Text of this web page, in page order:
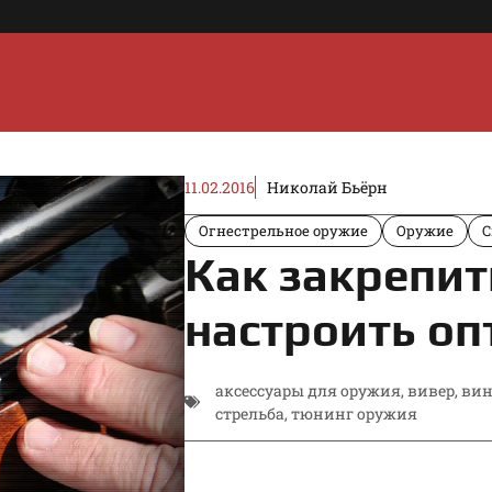
11.02.2016 Николай Бьёрн
Огнестрельное оружие Оружие
Как
настроить
аксессуары для оружия, вивер,
стрельба, тюнинг оружия